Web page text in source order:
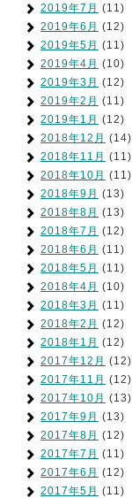
2019年7月 (11)
2019年6月 (12)
2019年5月 (11)
2019年4月 (10)
2019年3月 (12)
2019年2月 (11)
2019年1月 (12)
2018年12月 (14)
2018年11月 (11)
2018年10月 (11)
2018年9月 (13)
2018年8月 (13)
2018年7月 (12)
2018年6月 (11)
2018年5月 (11)
2018年4月 (10)
2018年3月 (11)
2018年2月 (12)
2018年1月 (12)
2017年12月 (12)
2017年11月 (12)
2017年10月 (13)
2017年9月 (13)
2017年8月 (12)
2017年7月 (11)
2017年6月 (12)
2017年5月 (11)